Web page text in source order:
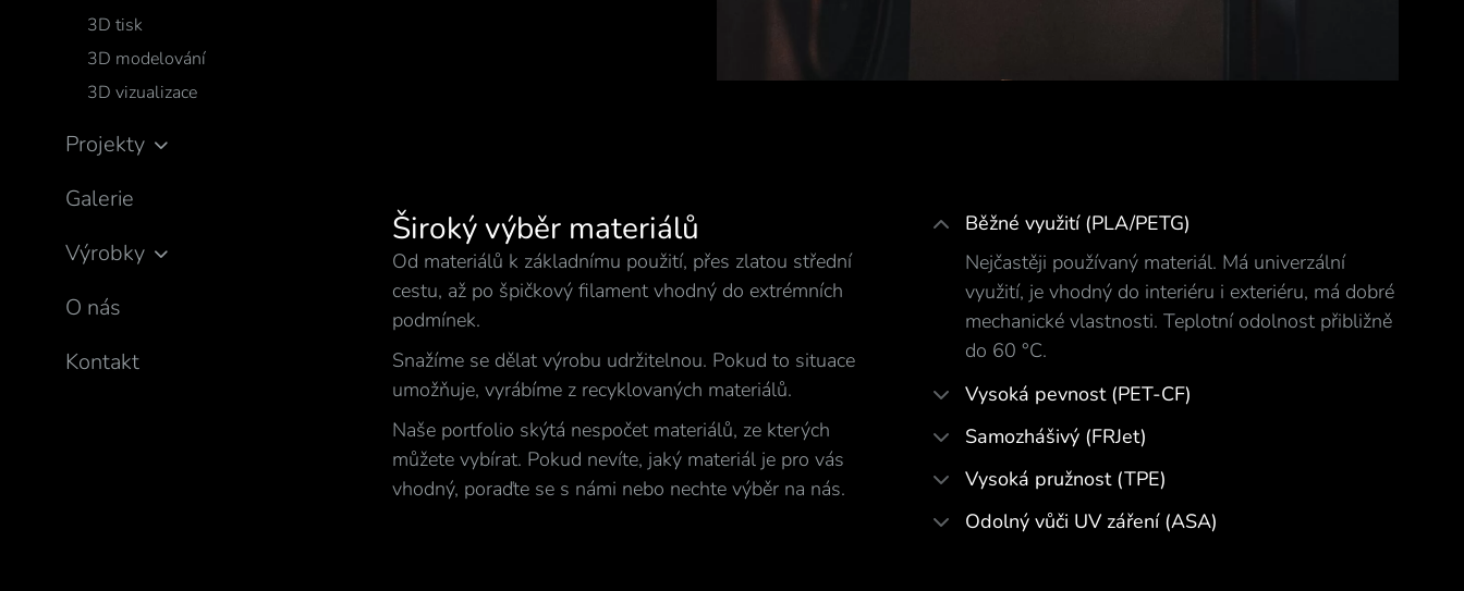
Široký výběr materiálů
Od materiálů k základnímu použití, přes zlatou střední
cestu, až po špičkový filament vhodný do extrémních
podmínek.
Snažíme se dělat výrobu udržitelnou. Pokud to situace
umožňuje, vyrábíme z recyklovaných materiálů.
Naše portfolio skýtá nespočet materiálů, ze kterých
můžete vybírat. Pokud nevíte, jaký materiál je pro vás
vhodný, poraďte se s námi nebo nechte výběr na nás.
Běžné využití (PLA/PETG)
Nejčastěji používaný materiál. Má univerzální
využití, je vhodný do interiéru i exteriéru, má dobré
mechanické vlastnosti. Teplotní odolnost přibližně
do 60 °C.
Vysoká pevnost (PET-CF)
Samozhášivý (FRJet)
Vysoká pružnost (TPE)
Odolný vůči UV záření (ASA)
3D tisk
3D modelování
3D vizualizace
Projekty
Galerie
Výrobky
O nás
Kontakt